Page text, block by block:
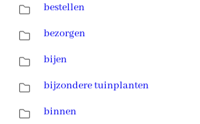
bestellen
bezorgen
bijen
bijzondere tuinplanten
binnen